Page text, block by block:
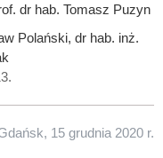
dr hab. Tomasz Puzyn
Polański, dr hab. inż.
15 grudnia 2020 r.